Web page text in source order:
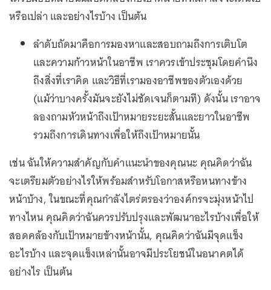
หรือเปล่า และอย่างไรบ้าง เป็นต้น
ลำดับถัดมาคือการมองหาและสอบถามถึงการเติบโต
และความก้าวหน้าในอาชีพ เราควรเข้าประชุมโดยคำนึง
ถึงสิ่งที่เราคิด และวิธีที่เรามองอาชีพของตัวเองด้วย
(แม้ว่าบางครั้งมันจะยังไม่ชัดเจนก็ตามที) ดังนั้น เราอาจ
ลองถามหัวหน้าถึงเป้าหมายระยะสั้นและยาวในอาชีพ
รวมถึงการเดินทางเพื่อให้ถึงเป้าหมายนั้น
เช่น ฉันให้ความสำคัญกับคำแนะนำของคุณนะ คุณคิดว่าฉัน
จะเตรียมตัวอย่างไรให้พร้อมสำหรับโอกาสหรือหนทางข้าง
หน้าบ้าง, ในขณะที่คุณกำลังไตร่ตรองว่าองค์กรจะมุ่งหน้าไป
ทางไหน คุณคิดว่าฉันควรปรับปรุงและพัฒนาอะไรบ้างเพื่อให้
สอดคล้องกับเป้าหมายข้างหน้านั้น, คุณคิดว่าฉันมีจุดแข็ง
อะไรบ้าง และจุดแข็งเหล่านั้นอาจมีประโยชน์ในอนาคตได้
อย่างไร เป็นต้น